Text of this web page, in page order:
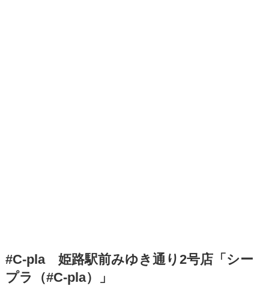
#C-pla 姫路駅前みゆき通り2号店「シー
プラ（#C-pla）」